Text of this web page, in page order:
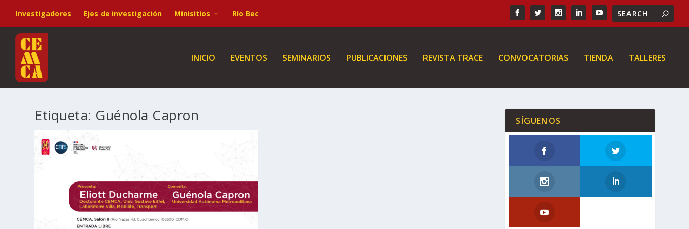
Investigadores Ejes de investigación Minisitios Río Bec
INICIO EVENTOS SEMINARIOS PUBLICACIONES REVISTA TRACE CONVOCATORIAS TIENDA TALLERES
Etiqueta: Guénola Capron SÍGUENOS